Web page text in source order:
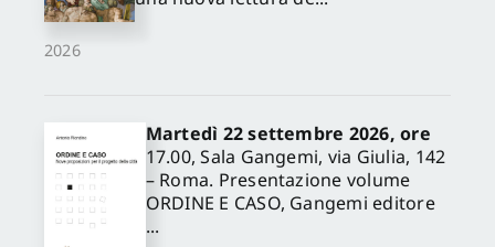
2026
Martedì 22 settembre 2026, ore
17.00, Sala Gangemi, via Giulia, 142
– Roma. Presentazione volume
ORDINE E CASO, Gangemi editore
...